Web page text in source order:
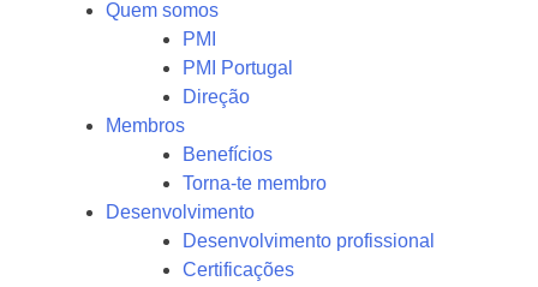
Quem somos
PMI
PMI Portugal
Direção
Membros
Benefícios
Torna-te membro
Desenvolvimento
Desenvolvimento profissional
Certificações